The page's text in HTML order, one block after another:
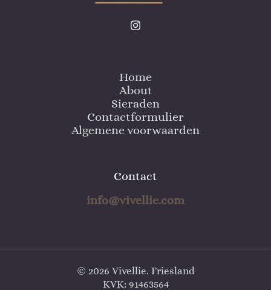
Home
About
Sieraden
Contactformulier
Algemene voorwaarden
Contact
info@vivellie.com
© 2026 Vivellie. Friesland
KVK: 91463564